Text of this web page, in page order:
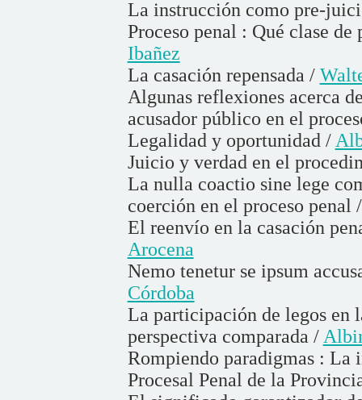
La instrucción como pre-
Proceso penal : Qué clase
Ibañez
La casación repensada /
Algunas reflexiones acerca
acusador público en el
Legalidad y oportunidad /
Juicio y verdad en el
La nulla coactio sine lege
coerción en el proceso penal
El reenvío en la casación
Arocena
Nemo tenetur se ipsum
Córdoba
La participación de legos en
perspectiva comparada /
Rompiendo paradigmas : La
Procesal Penal de la